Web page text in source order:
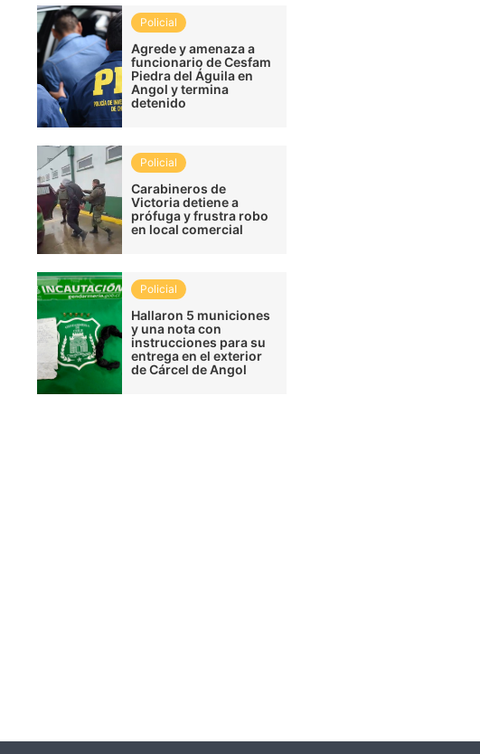
Policial
Agrede y amenaza a
funcionario de Cesfam
Piedra del Águila en
Angol y termina
detenido
Policial
Carabineros de
Victoria detiene a
prófuga y frustra robo
en local comercial
Policial
Hallaron 5 municiones
y una nota con
instrucciones para su
entrega en el exterior
de Cárcel de Angol